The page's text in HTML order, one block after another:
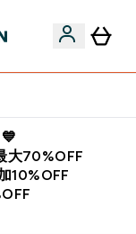
大70%OFF
10%OFF